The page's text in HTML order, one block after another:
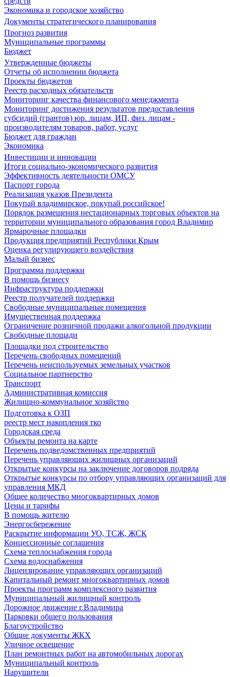
Экономика и городское хозяйство
Документы стратегического планирования
Прогноз развития
Муниципальные программы
Бюджет
Утвержденные бюджеты
Отчеты об исполнении бюджета
Проекты бюджетов
Реестр расходных обязательств
Мониторинг качества финансового менеджмента
Мониторинг достижения результатов предоставления
субсидий (грантов) юр. лицам, ИП, физ. лицам -
производителям товаров, работ, услуг
Бюджет для граждан
Экономика
Инвестиции и инновации
Итоги социально-экономического развития
Эффективность деятельности ОМСУ
Паспорт города
Реализация указов Президента
Покупай владимирское, покупай российское!
Порядок размещения нестационарных торговых объектов на
территории муниципального образования город Владимир
Ярмарочные площадки
Продукция предприятий Республики Крым
Оценка регулирующего воздействия
Малый бизнес
Программа поддержки
В помощь бизнесу
Инфраструктура поддержки
Реестр получателей поддержки
Свободные муниципальные помещения
Имущественная поддержка
Ограничение розничной продажи алкогольной продукции
Свободные площади
Площадки под строительство
Перечень свободных помещений
Перечень неиспользуемых земельных участков
Социальное партнерство
Транспорт
Административная комиссия
Жилищно-коммунальное хозяйство
Подготовка к ОЗП
реестр мест накопления тко
Городская среда
Объекты ремонта на карте
Перечень подведомственных предприятий
Перечень управляющих жилищных организаций
Открытые конкурсы на заключение договоров подряда
Открытые конкурсы по отбору управляющих организаций для
управления МКД
Общее количество многоквартирных домов
Цены и тарифы
В помощь жителю
Энергосбережение
Раскрытие информации УО, ТСЖ, ЖСК
Концессионные соглашения
Схема теплоснабжения города
Схема водоснабжения
Лицензирование управляющих организаций
Капитальный ремонт многоквартирных домов
Проекты программ комплексного развития
Муниципальный жилищный контроль
Дорожное движение г.Владимира
Парковки общего пользования
Благоустройство
Общие документы ЖКХ
Уличное освещение
План ремонтных работ на автомобильных дорогах
Муниципальный контроль
Нарушители